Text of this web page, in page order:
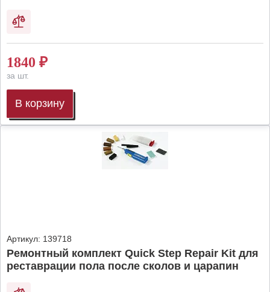
1840 ₽
за шт.
В корзину
Артикул: 139718
Ремонтный комплект Quick Step Repair Kit для
реставрации пола после сколов и царапин